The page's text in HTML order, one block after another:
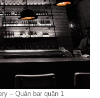
– Quán bar quận 1